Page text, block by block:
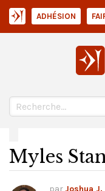
ADHÉSION
Myles
par Joshua